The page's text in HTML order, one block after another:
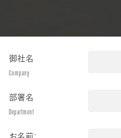
御社名
Company
部署名
Department
お名前*